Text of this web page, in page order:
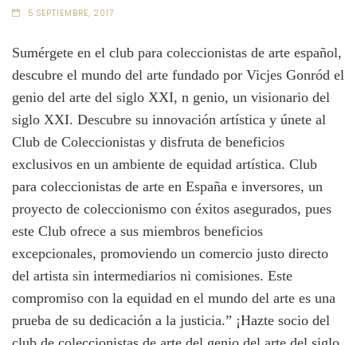
5 SEPTIEMBRE, 2017
Sumérgete en el club para coleccionistas de arte español,
descubre el mundo del arte fundado por Vicjes Gonród el
genio del arte del siglo XXI, n genio, un visionario del
siglo XXI. Descubre su innovación artística y únete al
Club de Coleccionistas y disfruta de beneficios
exclusivos en un ambiente de equidad artística. Club
para coleccionistas de arte en España e inversores, un
proyecto de coleccionismo con éxitos asegurados, pues
este Club ofrece a sus miembros beneficios
excepcionales, promoviendo un comercio justo directo
del artista sin intermediarios ni comisiones. Este
compromiso con la equidad en el mundo del arte es una
prueba de su dedicación a la justicia.” ¡Hazte socio del